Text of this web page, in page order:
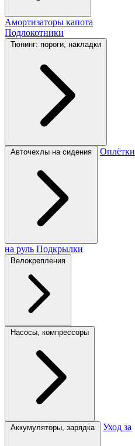
Амортизаторы капота
Подлокотники
Тюнинг: пороги, накладки
Авточехлы на сидения Оплётки
на руль Подкрылки
Велокрепления
Насосы, компрессоры
Аккумуляторы, зарядка Уход за